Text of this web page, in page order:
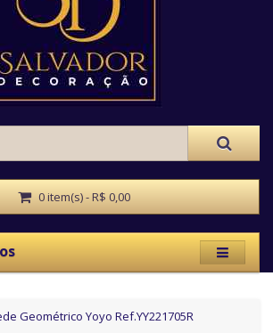
0 item(s) - R$ 0,00
Geométrico Yoyo Ref.YY221705R